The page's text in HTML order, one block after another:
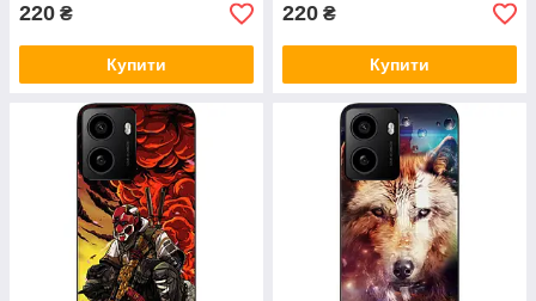
220 ₴
Купити
220 ₴
Купити